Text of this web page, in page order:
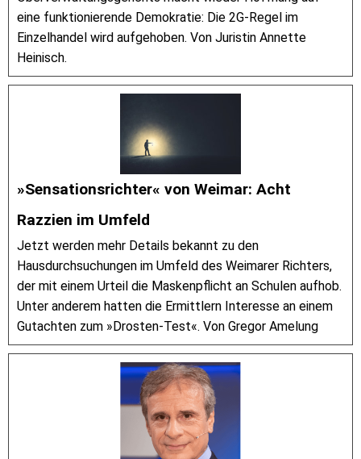
eine funktionierende Demokratie: Die 2G-Regel im
Einzelhandel wird aufgehoben. Von Juristin Annette
Heinisch.
»Sensationsrichter« von Weimar: Acht
Razzien im Umfeld
Jetzt werden mehr Details bekannt zu den
Hausdurchsuchungen im Umfeld des Weimarer Richters,
der mit einem Urteil die Maskenpflicht an Schulen aufhob.
Unter anderem hatten die Ermittlern Interesse an einem
Gutachten zum »Drosten-Test«. Von Gregor Amelung